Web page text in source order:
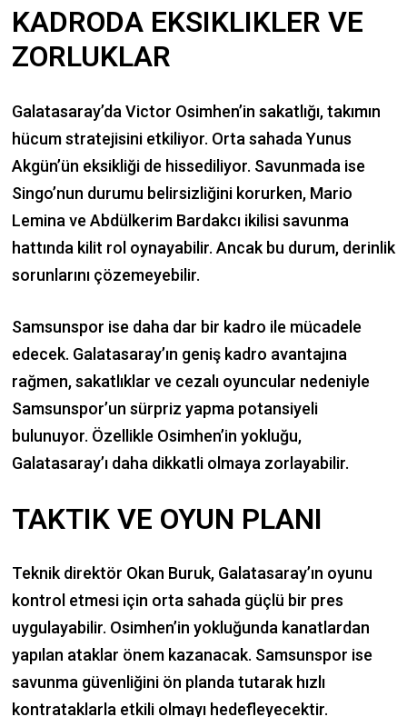
KADRODA EKSIKLIKLER VE
ZORLUKLAR
Galatasaray’da Victor Osimhen’in sakatlığı, takımın
hücum stratejisini etkiliyor. Orta sahada Yunus
Akgün’ün eksikliği de hissediliyor. Savunmada ise
Singo’nun durumu belirsizliğini korurken, Mario
Lemina ve Abdülkerim Bardakcı ikilisi savunma
hattında kilit rol oynayabilir. Ancak bu durum, derinlik
sorunlarını çözemeyebilir.
Samsunspor ise daha dar bir kadro ile mücadele
edecek. Galatasaray’ın geniş kadro avantajına
rağmen, sakatlıklar ve cezalı oyuncular nedeniyle
Samsunspor’un sürpriz yapma potansiyeli
bulunuyor. Özellikle Osimhen’in yokluğu,
Galatasaray’ı daha dikkatli olmaya zorlayabilir.
TAKTIK VE OYUN PLANI
Teknik direktör Okan Buruk, Galatasaray’ın oyunu
kontrol etmesi için orta sahada güçlü bir pres
uygulayabilir. Osimhen’in yokluğunda kanatlardan
yapılan ataklar önem kazanacak. Samsunspor ise
savunma güvenliğini ön planda tutarak hızlı
kontrataklarla etkili olmayı hedefleyecektir.